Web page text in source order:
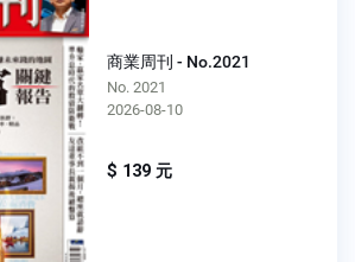
商業周刊 - No.2021
No. 2021
2026-08-10
$ 139 元